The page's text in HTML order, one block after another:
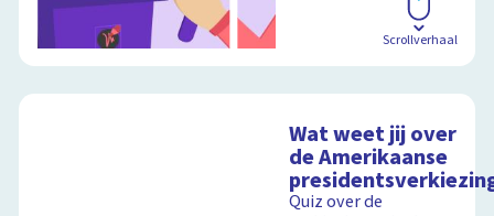
Scrollverhaal
Wat weet jij over
de Amerikaanse
Quiz over de